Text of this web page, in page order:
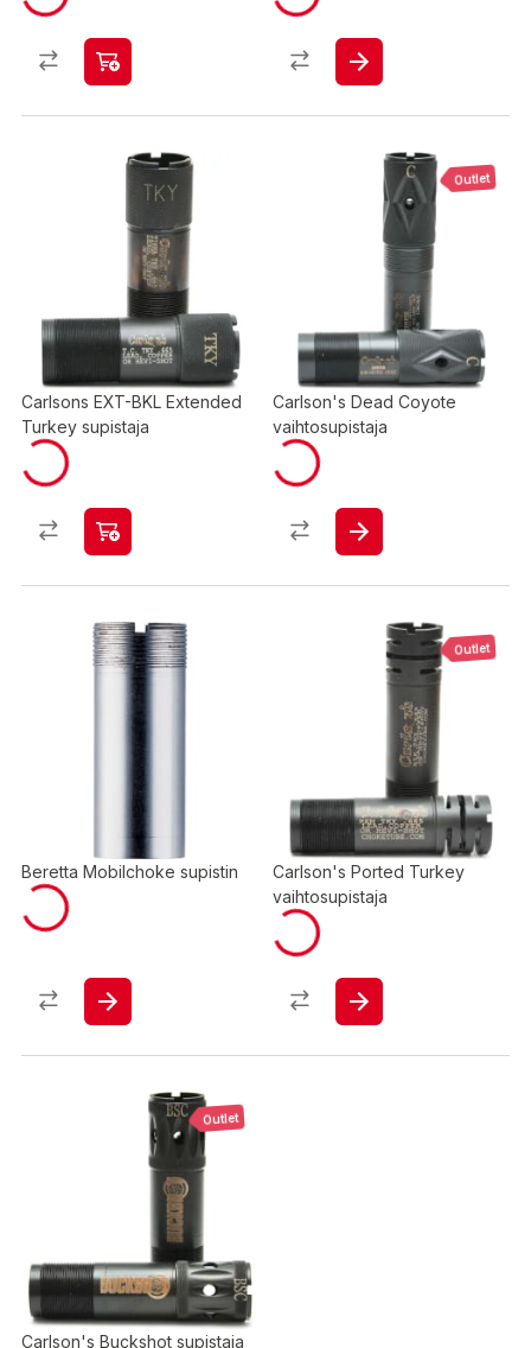
Carlsons EXT-BKL Extended
Turkey supistaja
Outlet
Carlson's Dead Coyote
vaihtosupistaja
Beretta Mobilchoke supistin
Outlet
Carlson's Ported Turkey
vaihtosupistaja
Outlet
Carlson's Buckshot supistaja